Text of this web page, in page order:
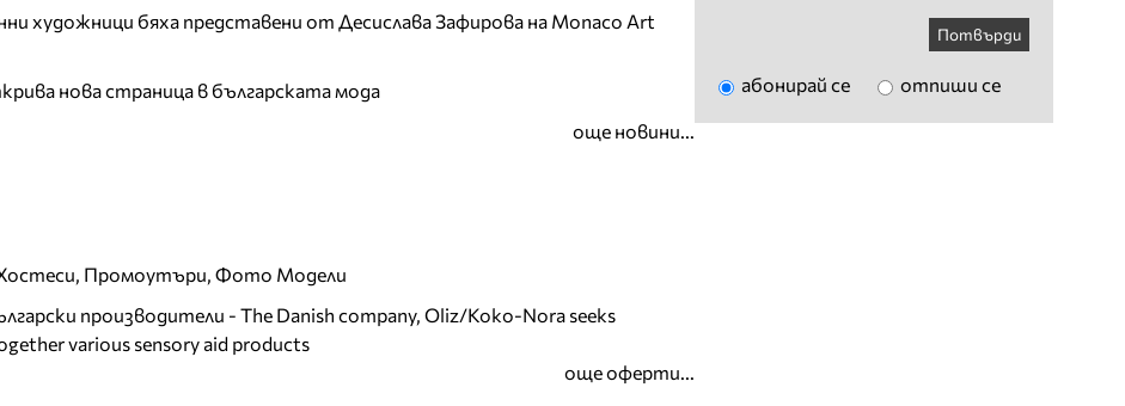
художници бяха представени от Десислава Зафирова на Monaco Art
нова страница в българската мода
още новини...
Хостеси, Промоутъри, Фото Модели
производители - The Danish company, Oliz/Koko-Nora seeks
various sensory aid products
още оферти...
Потвърди
абонирай се отпиши се